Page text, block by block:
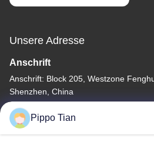
Unsere Adresse
Anschrift
Anschrift: Block 205, Westzone
Shenzhen, China
Tel.
86--13590447319
Pippo Tian